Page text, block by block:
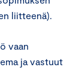
liitteenä).
vaan
ja vastuut